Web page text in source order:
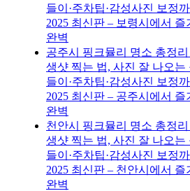
들이·주차팁·감성사진 보정
2025 최신판 – 보령시에서
완벽
공주시 핑크뮬리 명소 총정리
생샷 찍는 법, 사진 잘 나오는
들이·주차팁·감성사진 보정
2025 최신판 – 공주시에서
완벽
천안시 핑크뮬리 명소 총정리
생샷 찍는 법, 사진 잘 나오는
들이·주차팁·감성사진 보정
2025 최신판 – 천안시에서
완벽